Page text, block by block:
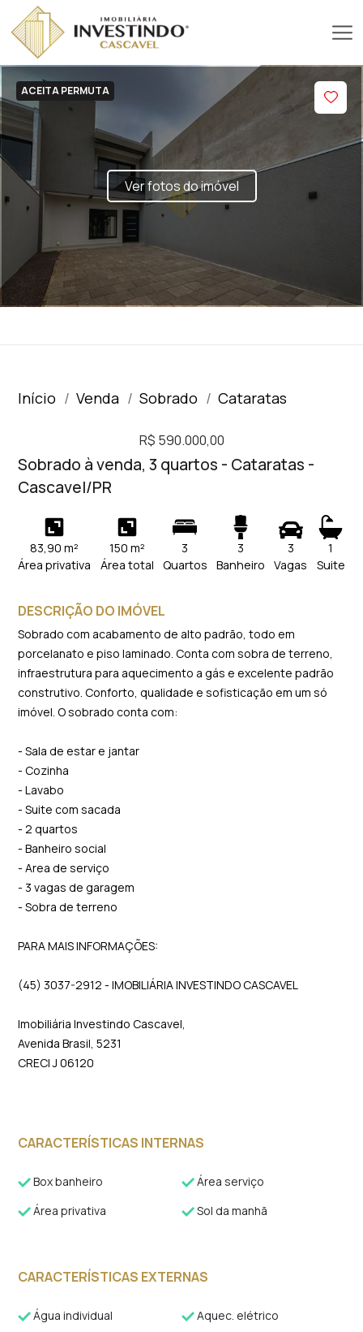
ACEITA PERMUTA
Ver fotos do imóvel
Início Venda Sobrado Cataratas
R$ 590.000,00
Sobrado à venda, 3 quartos - Cataratas -
Cascavel/PR
83,90 m²
Área privativa
150 m²
Área total
3
Quartos
3
Banheiro
3
Vagas
1
Suite
DESCRIÇÃO DO IMÓVEL
Sobrado com acabamento de alto padrão, todo em
porcelanato e piso laminado. Conta com sobra de terreno,
infraestrutura para aquecimento a gás e excelente padrão
construtivo. Conforto, qualidade e sofisticação em um só
imóvel. O sobrado conta com:
- Sala de estar e jantar
- Cozinha
- Lavabo
- Suite com sacada
- 2 quartos
- Banheiro social
- Area de serviço
- 3 vagas de garagem
- Sobra de terreno
PARA MAIS INFORMAÇÕES:
(45) 3037-2912 - IMOBILIÁRIA INVESTINDO CASCAVEL
Imobiliária Investindo Cascavel,
Avenida Brasil, 5231
CRECI J 06120
CARACTERÍSTICAS INTERNAS
Box banheiro
Área serviço
Área privativa
Sol da manhã
CARACTERÍSTICAS EXTERNAS
Água individual
Aquec. elétrico